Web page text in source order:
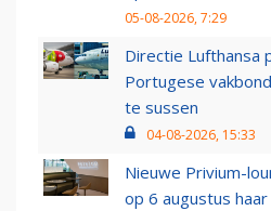
05-08-2026, 7:29
Directie Lufthansa
Portugese
te sussen
04-08-2026, 15:33
Nieuwe Privium-
op 6 augustus